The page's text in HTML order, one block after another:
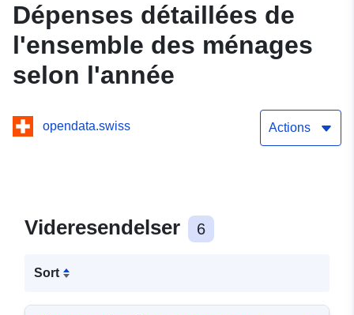
Dépenses détaillées de
l'ensemble des ménages
selon l'année
opendata.swiss Actions
Videresendelser 6
Sort